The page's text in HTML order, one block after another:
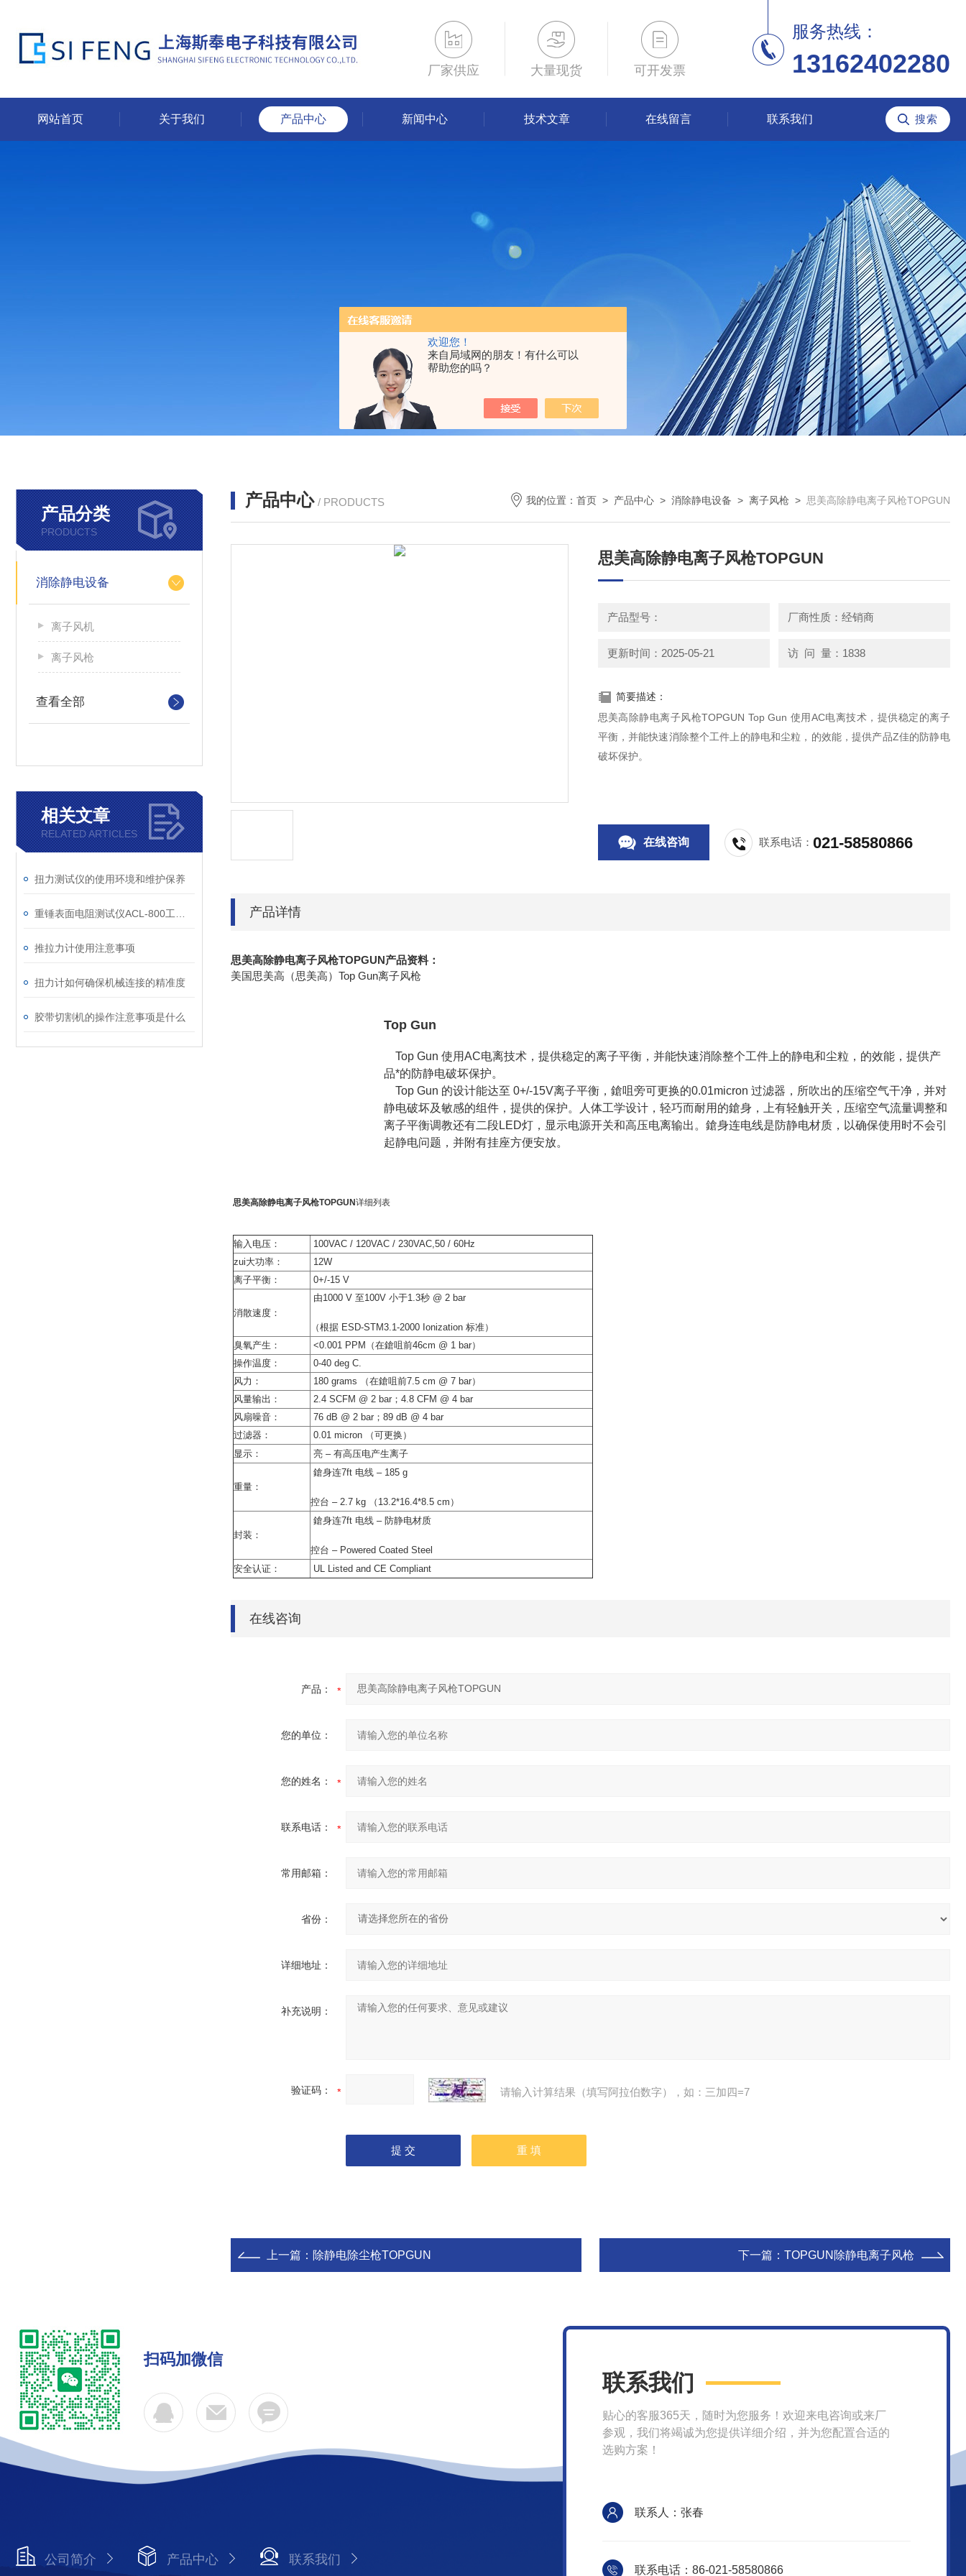
欢迎您！
来自局域网的朋友！有什么可以
帮助您的吗？
厂家供应 大量现货 可开发票
服务热线：
13162402280
网站首页 关于我们 产品中心 新闻中心 技术文章 在线留言 联系我们
产品分类
PRODUCTS
消除静电设备
离子风机
离子风枪
查看全部
相关文章
RELATED ARTICLES
扭力测试仪的使用环境和维护保养
推拉力计使用注意事项
扭力计如何确保机械连接的精准度
胶带切割机的操作注意事项是什么
产品中心 / PRODUCTS 我的位置： 首页 > 产品中心 > 消除静电设备 > 离子风枪 > 思美高除静电离子风枪TOPGUN
思美高除静电离子风枪TOPGUN
产品型号： 厂商性质：经销商
更新时间：2025-05-21 访 问 量：1838
简要描述：
思美高除静电离子风枪TOPGUN Top Gun 使用AC电离技术，提供稳定的离子
平衡，并能快速消除整个工件上的静电和尘粒，的效能，提供产品Z佳的防静电
破坏保护。
在线咨询 联系电话：021-58580866
产品详情
思美高除静电离子风枪TOPGUN产品资料：
美国思美高（思美高）Top Gun离子风枪
Top Gun
Top Gun 使用AC电离技术，提供稳定的离子平衡，并能快速消除整个工件上的静电和尘粒，的效能，提供产
品*的防静电破坏保护。
Top Gun 的设计能达至 0+/-15V离子平衡，鎗咀旁可更换的0.01micron 过滤器，所吹出的压缩空气干净，并对
静电破坏及敏感的组件，提供的保护。人体工学设计，轻巧而耐用的鎗身，上有轻触开关，压缩空气流量调整和
离子平衡调教还有二段LED灯，显示电源开关和高压电离输出。鎗身连电线是防静电材质，以确保使用时不会引
起静电问题，并附有挂座方便安放。
思美高除静电离子风枪TOPGUN详细列表
输入电压：
100VAC / 120VAC / 230VAC,50 / 60Hz
zui大功率：
12W
离子平衡：
0+/-15 V
消散速度：
由1000 V 至100V 小于1.3秒 @ 2 bar
（根据 ESD-STM3.1-2000 Ionization 标准）
臭氧产生：
<0.001 PPM（在鎗咀前46cm @ 1 bar）
操作温度：
0-40 deg C.
风力：
180 grams （在鎗咀前7.5 cm @ 7 bar）
风量输出：
2.4 SCFM @ 2 bar；4.8 CFM @ 4 bar
风扇噪音：
76 dB @ 2 bar；89 dB @ 4 bar
过滤器：
0.01 micron （可更换）
显示：
亮 – 有高压电产生离子
重量：
鎗身连7ft 电线 – 185 g
控台 – 2.7 kg （13.2*16.4*8.5 cm）
封装：
鎗身连7ft 电线 – 防静电材质
控台 – Powered Coated Steel
安全认证：
UL Listed and CE Compliant
在线咨询
产品：
您的单位：
您的姓名：
联系电话：
常用邮箱：
省份：
详细地址：
补充说明：
验证码： 请输入计算结果（填写阿拉伯数字），如：三加四=7
上一篇： 除静电除尘枪TOPGUN 下一篇： TOPGUN除静电离子风枪
扫码加微信
公司简介 产品中心 联系我们
联系我们
贴心的客服365天，随时为您服务！欢迎来电咨询或来厂
参观，我们将竭诚为您提供详细介绍，并为您配置合适的
选购方案！
联系人：张春
联系电话：86-021-58580866